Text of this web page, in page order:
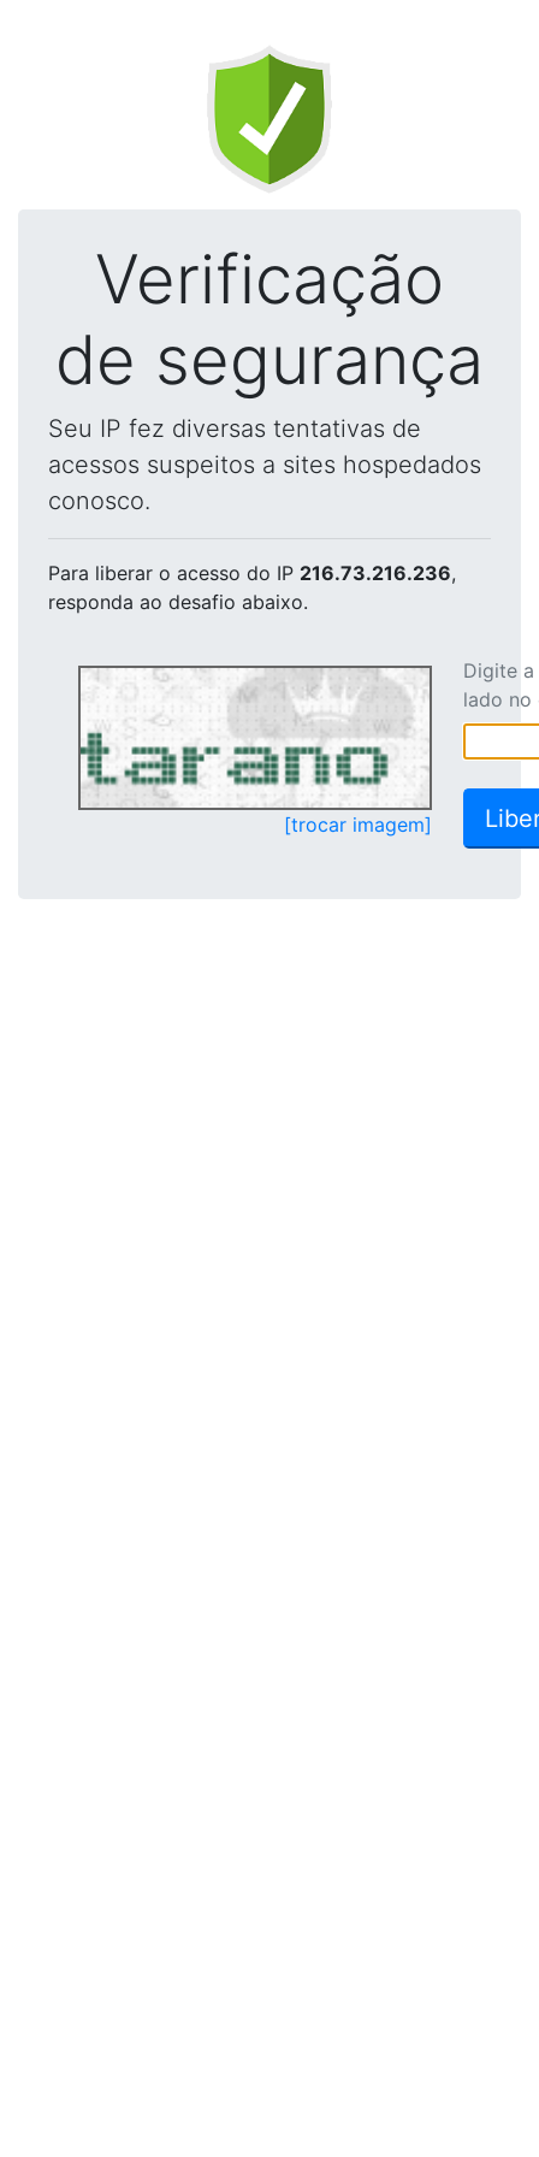
Verificação
de segurança
Seu IP fez diversas tentativas de
acessos suspeitos a sites hospedados
conosco.
Para liberar o acesso do IP 216.73.216.236,
responda ao desafio abaixo.
[trocar imagem]
Digite
lado no